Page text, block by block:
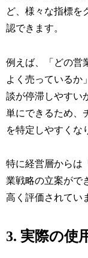
ど、様々な指標を
認できます。
例えば、「どの営
よく売っているか
談が停滞しやすい
単にできるため、
を特定しやすくな
特に経営層からは
業戦略の立案がで
高く評価されてい
3. 実際の使